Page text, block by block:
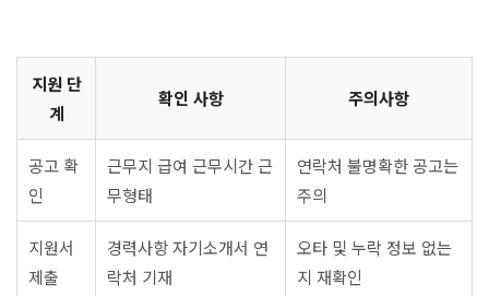
지원 단
계
확인 사항 주의사항
공고 확
인
근무지 급여 근무시간 근
무형태
연락처 불명확한 공고는
주의
지원서
제출
경력사항 자기소개서 연
락처 기재
오타 및 누락 정보 없는
지 재확인